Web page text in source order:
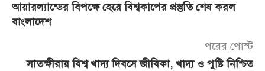
আয়ারল্যান্ডের বিপক্ষে হেরে বিশ্বকাপের প্রস্তুতি শেষ করল
বাংলাদেশ
পরের পোস্ট
সাতক্ষীরায় বিশ্ব খাদ্য দিবসে জীবিকা, খাদ্য ও পুষ্টি নিশ্চিত